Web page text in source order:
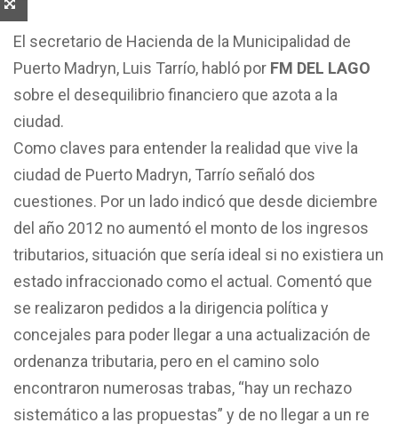
El secretario de Hacienda de la Municipalidad de
Puerto Madryn, Luis Tarrío, habló por FM DEL LAGO
sobre el desequilibrio financiero que azota a la
ciudad.
Como claves para entender la realidad que vive la
ciudad de Puerto Madryn, Tarrío señaló dos
cuestiones. Por un lado indicó que desde diciembre
del año 2012 no aumentó el monto de los ingresos
tributarios, situación que sería ideal si no existiera un
estado infraccionado como el actual. Comentó que
se realizaron pedidos a la dirigencia política y
concejales para poder llegar a una actualización de
ordenanza tributaria, pero en el camino solo
encontraron numerosas trabas, “hay un rechazo
sistemático a las propuestas” y de no llegar a un re